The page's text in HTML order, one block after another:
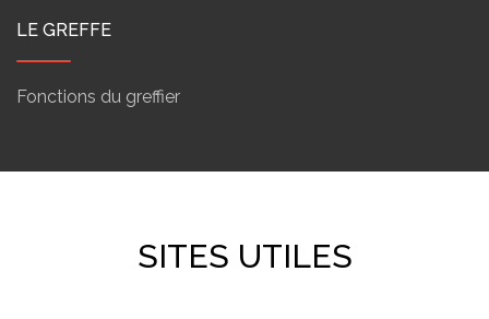
LE GREFFE
Fonctions du greffier
SITES UTILES